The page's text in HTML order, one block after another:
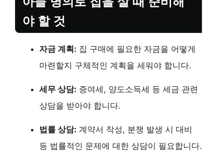
야 할 것
자금 계획: 집 구매에 필요한 자금을 어떻게
마련할지 구체적인 계획을 세워야 합니다.
세무 상담: 증여세, 양도소득세 등 세금 관련
상담을 받아야 합니다.
법률 상담: 계약서 작성, 분쟁 발생 시 대비
등 법률적인 문제에 대한 상담이 필요합니다.